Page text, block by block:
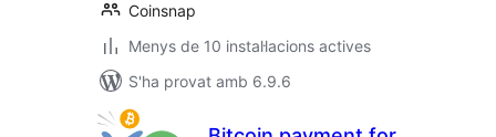
Coinsnap
Menys de 10 instal·lacions actives
S'ha provat amb 6.9.6